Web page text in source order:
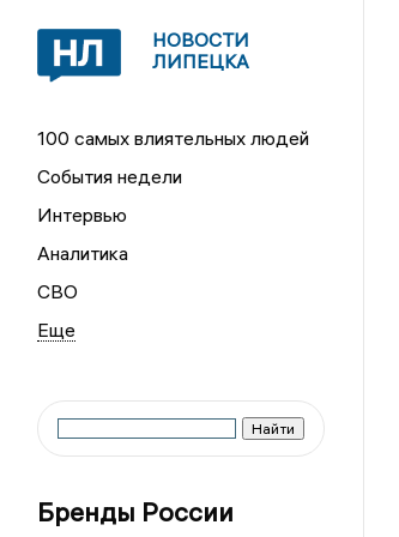
НОВОСТИ
ЛИПЕЦКА
100 самых влиятельных людей
События недели
Интервью
Аналитика
СВО
Бренды России